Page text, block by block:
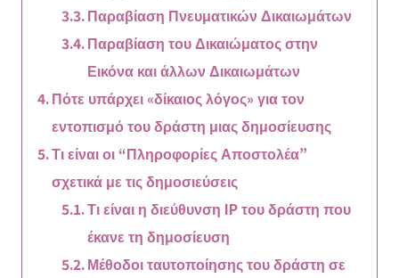
Παραβίαση Πνευματικών Δικαιωμάτων
Παραβίαση του Δικαιώματος στην
Εικόνα και άλλων Δικαιωμάτων
Πότε υπάρχει «δίκαιος λόγος» για τον
εντοπισμό του δράστη μιας δημοσίευσης
Τι είναι οι “Πληροφορίες Αποστολέα”
σχετικά με τις δημοσιεύσεις
Τι είναι η διεύθυνση IP του δράστη που
έκανε τη δημοσίευση
Μέθοδοι ταυτοποίησης του δράστη σε